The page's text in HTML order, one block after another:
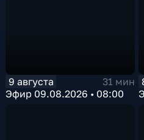
9 августа
31 мин
Эфир 09.08.2026 • 08:00